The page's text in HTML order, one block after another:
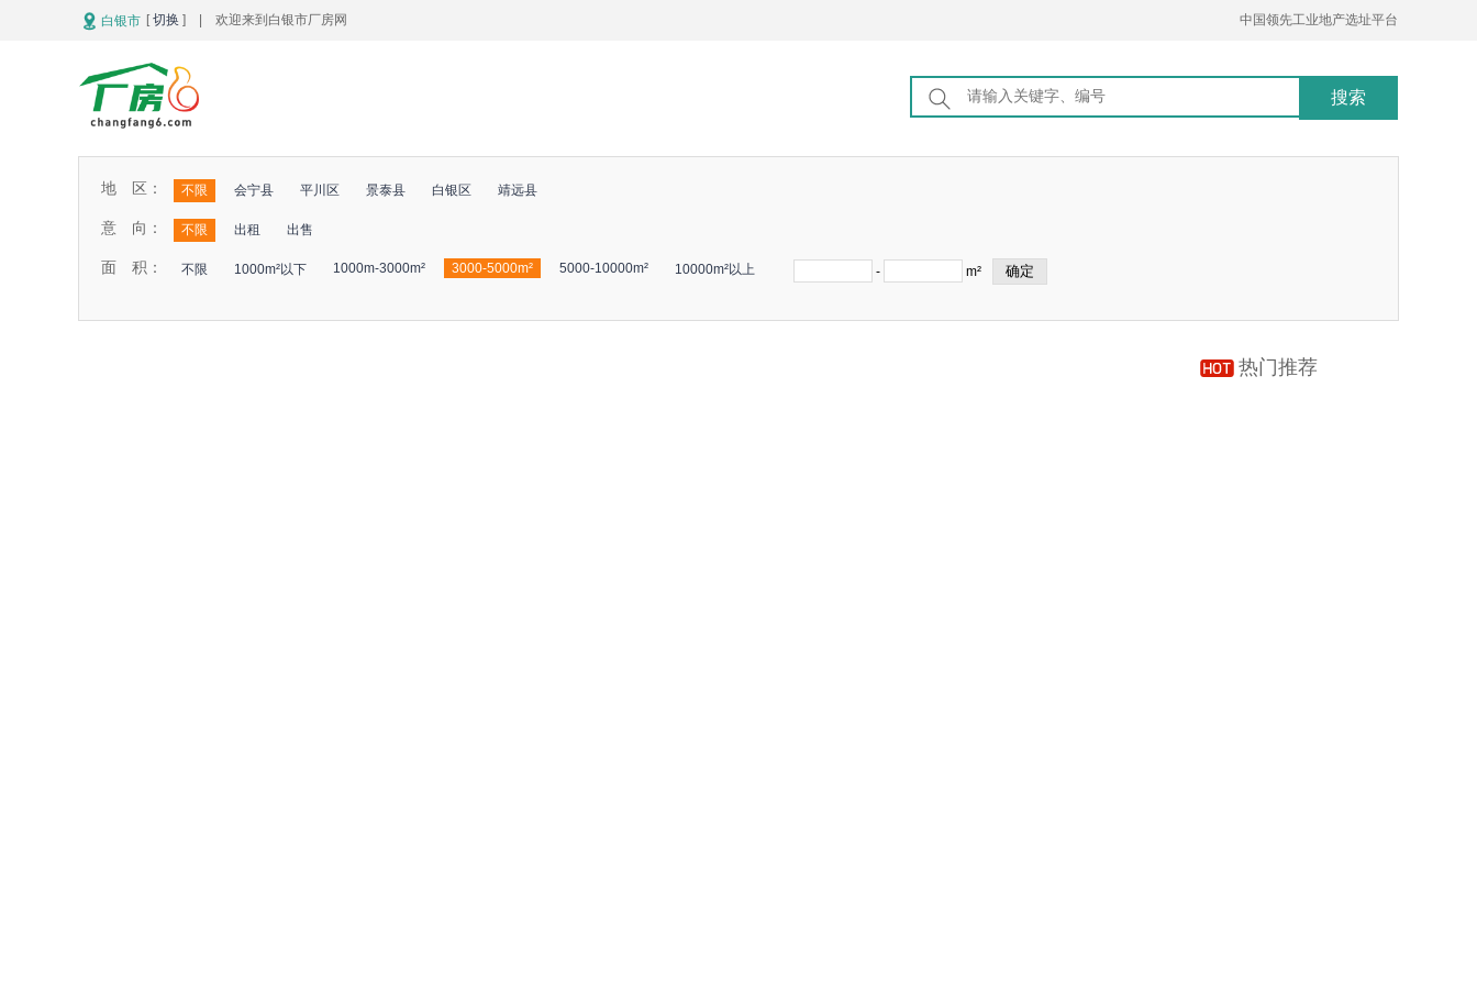
白银市 [ 切换 ] | 欢迎来到白银市厂房网 中国领先工业地产选址平台
地 区： 不限 会宁县 平川区 景泰县 白银区 靖远县
意 向： 不限 出租 出售
面 积： 不限 1000m²以下 1000m-3000m² 3000-5000m² 5000-10000m² 10000m²以上 - m²
热门推荐